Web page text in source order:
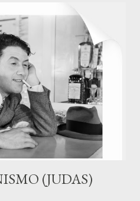
Haz un censo completo de la
uno por uno los nombres de
(1:2) Estamos ante una
Nos guste más o menos
toca ser empáticos con
en condiciones extremas y
(JUDAS)